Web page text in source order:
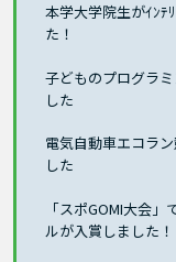
本学大学院生がｲﾝﾃ
た！
子どものプログラ
した
電気自動車エコラ
した
「スポGOMI大会
ルが入賞しました！